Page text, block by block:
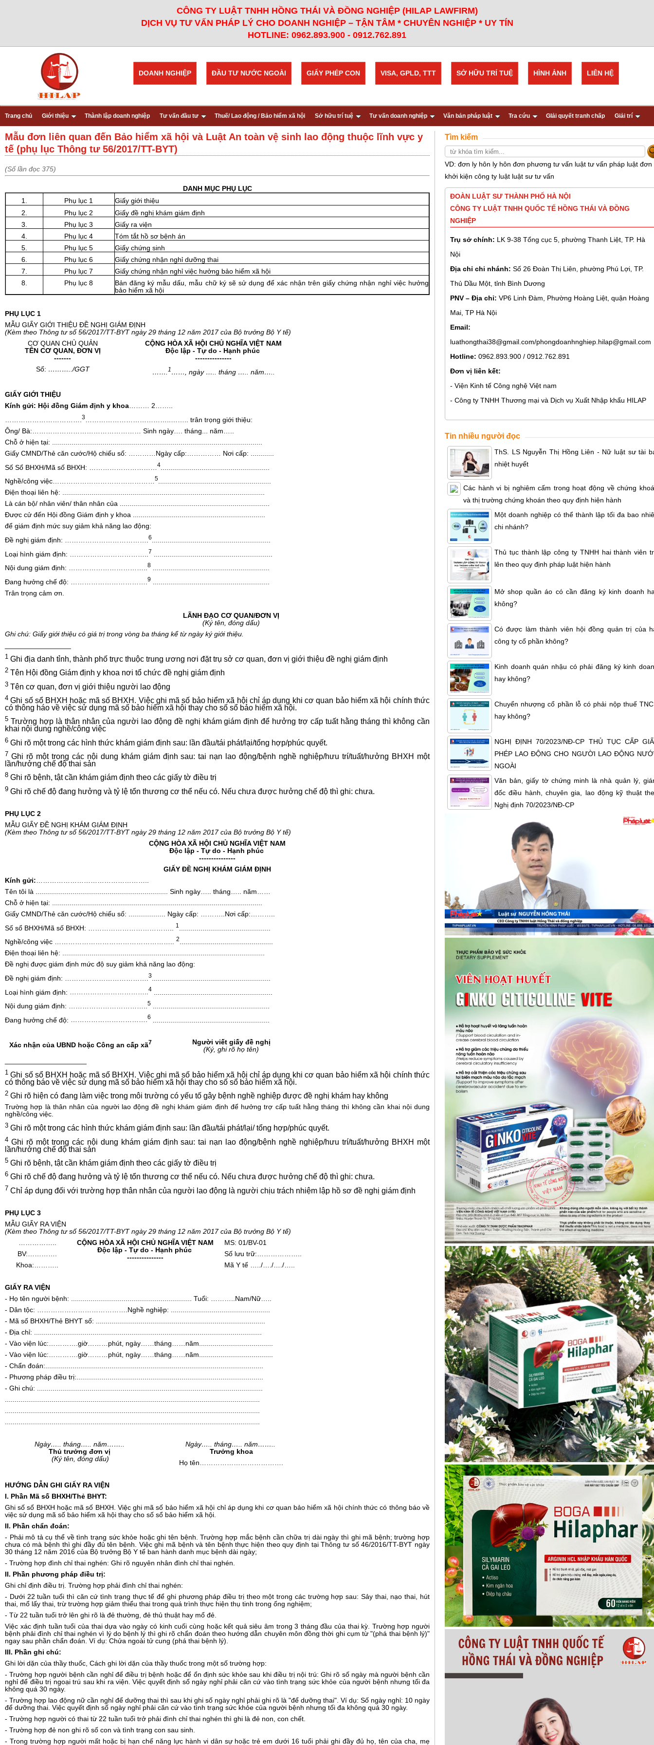
CÔNG TY LUẬT TNHH HỒNG THÁI VÀ ĐỒNG NGHIỆP (HILAP LAWFIRM)
DỊCH VỤ TƯ VẤN PHÁP LÝ CHO DOANH NGHIỆP – TẬN TÂM * CHUYÊN NGHIỆP * UY TÍN
HOTLINE: 0962.893.900 - 0912.762.891
LIÊN HỆ
HÌNH ẢNH
SỞ HỮU TRÍ TUỆ
VISA, GPLD, TTT
GIẤY PHÉP CON
ĐẦU TƯ NƯỚC NGOÀI
DOANH NGHIỆP
Trang chủ Giới thiệu Thành lập doanh nghiệp Tư vấn đầu tư Thuế/ Lao động / Bảo hiểm xã hội Sở hữu trí tuệ Tư vấn doanh nghiệp Văn bản pháp luật Tra cứu GIải quyết tranh chấp Giải trí
Mẫu đơn liên quan đến Bảo hiểm xã hội và Luật An toàn vệ sinh lao động thuộc lĩnh vực y
tế (phụ lục Thông tư 56/2017/TT-BYT)
(Số lần đọc 375)
DANH MỤC PHỤ LỤC
1.
Phụ lục 1
Giấy giới thiệu
2.
Phụ lục 2
Giấy đề nghị khám giám định
3.
Phụ lục 3
Giấy ra viện
4.
Phụ lục 4
Tóm tắt hồ sơ bệnh án
5.
Phụ lục 5
Giấy chứng sinh
6.
Phụ lục 6 Giấy chứng nhận nghỉ dưỡng thai
7.
Phụ lục 7
Giấy chứng nhận nghỉ việc hưởng bảo hiểm xã hội
8.
Phụ lục 8 Bản đăng ký mẫu dấu, mẫu chữ ký sẽ sử dụng để xác nhận trên giấy chứng nhận nghỉ việc hưởng
bảo hiểm xã hội
PHỤ LỤC 1
MẪU GIẤY GIỚI THIỆU ĐỀ NGHỊ GIÁM ĐỊNH
(Kèm theo Thông tư số 56/2017/TT-BYT ngày29 tháng 12 năm 2017 của Bộ trưởng Bộ Y tế)
CƠ QUAN CHỦ QUẢN
TÊN CƠ QUAN, ĐƠN VỊ
-------
CỘNG HÒA XÃ HỘI CHỦ NGHĨA VIỆT NAM
Độc lập - Tự do - Hạnh phúc
---------------
Số: ………../GGT ……. 1 …… , ngày ….. tháng ….. năm…..
GIẤY GIỚI THIỆU
Kính gửi: Hội đồng Giám định y khoa
2
3 trân trọng giới thiệu:
Ông/ Bà:
Sinh ngày tháng ... năm
Chỗ ở hiện tại:
Giấy CMND/Thẻ căn cước/Hộ chiếu số: Ngày cấp: Nơi cấp:
Số Sổ BHXH/Mã số BHXH: 4
Nghề/công việc 5
Điện thoại liên hệ:
Là cán bộ/ nhân viên/ thân nhân của
Được cử đến Hội đồng Giám định y khoa
để giám định mức suy giảm khả năng lao động:
Đề nghị giám định:
6
Loại hình giám định:
7
Nội dung giám định: 8
Đang hưởng chế độ: 9
Trân trọng cảm ơn.
LÃNH ĐẠO CƠ QUAN/ĐƠN VỊ
(Ký tên, đóng dấu)
Ghi chú: Giấy giới thiệu có giá trị trong vòng ba tháng kểtừ ngày kýgiới thiệu.
1 Ghi địa danh tỉnh, thành phố trực thuộc trung ương nơi đặt trụ sở cơ quan, đơn vị giới thiệu đề nghị giám định
2 Tên Hội đồng Giám định y khoa nơi tổ chức đề nghị giám định
3 Tên cơ quan, đơn vị giới thiệu người lao động
4 Ghi số sổ BHXH hoặc mã số BHXH. Việc ghi mã số bảo hiểm xã hội chỉáp dụng khi cơ quan bảo hiểm xã hội chính thức
có thông háo về việc sử dụng mã số bảo hiểm xã hội thay cho số sổ bảo hiểm xã hội.
5 Trường hợp là thân nhân của người ao động đề nghị khám giám địnhđể hưởng trợ cấp tuất hằng tháng thì không cần
khai nội dung nghề/công việc
6 Ghi rõ một trong các hình thức khám giám định sau: lần đầu/tái phát/lại/tổng hợp/phúc quyết.
7 Ghi rõmột trong các nội dung khám giám định sau: tai nạn lao động/bệnh nghề nghiệp/hưu trí/tuất/hưởng BHXH một
lần/hưởng chế độ thai sản
8 Ghi rõ bệnh, tật cần khám giám định theo các giấy tờ điều trị
9 Ghi rõ chế độ đang hưởng và tỷ l ệ tổn thương cơ thể nếu có. Nếu chưa được hưởng chế độ thì ghi: chưa.
PHỤ LỤC 2
MẪU GIẤY ĐỀ NGHỊ KHÁM GIÁM ĐỊNH
(Kèm theo Thông tưsố56/2017/TT-BYT ngày29 tháng 12 năm 2017 của Bộ trưởng Bộ Y tế)
CỘNG HÒA XÃ HỘI CHỦ NGHĨA VIỆT NAM
Độc lập - Tự do - Hạnh phúc
---------------
GIẤY ĐỀ NGHỊ KHÁM GIÁM ĐỊNH
Kính gửi:
Tên tôi là
Sinh ngày tháng năm
Chỗ ở hiện tại:
Giấy CMND/Thẻ căn cước/Hộ chiếu số: Ngày cấp: Nơi cấp:
Số sổ BHXH/Mã số BHXH:
1
Nghề/công việc
2
Điện thoại liên hệ:
Đề nghị được giám định mức độ suy giảm khả năng lao động:
Đề nghị giám định:
3
Loại hình giám định:
4
Nội dung giám định: 5
Đang hưởng chế độ: …………………………….6
Xác nhận của UBND hoặc Công an cấp xã7
Người viết giấy đề nghị
(Ký, ghi rõ họ tên)
1 Ghi sốsổBHXH hoặc mã số BHXH. Việc ghi mã số bảo hiểm xã hội chỉáp dụng khi cơ quan bảo hiểm xã hội chính thức
có thông báo về việc sử dụng mã số bảo hiểm xã hội thay cho số sổ bảo hiểm xã hội.
2 Ghi rõ hiện có đang làm việc trong môi trường có yếu tố gây bệnh nghề nghiệp được đề nghị khám hay không
Trường hợp là thân nhân của người lao độngđề nghị khám giám định đểhưởng trợ cấp tuất hằng tháng thì không cần khai nội dung
nghề/công việc.
3 Ghi rõ mộttrong các hình thức khám giám định sau: l ần đầu/tái phát/ lại/ tổng hợp/phúc quyết.
4 Ghi rõ một trong các nội dung khám giám định sau: tai nạn lao động/bệnh nghề nghiệp/hưu trí/tuất/hưởng BHXH một
ần/hưởng chế độ thai sản
5 Ghi rõ bệnh, tật cần khám giám định theo các giấy tờ điều trị
6 Ghi rõ chế độ đang hưởng và tỷ lệ tổn thương cơ thể nếu có. Nếu chưa được hưởng chế độ thì ghi: chưa.
7 Chỉ áp dụng đối với trường hợp thân nhân của người lao động là người chịu trách nhiệm lập hồ sơ đề nghị giám định
PHỤ LỤC 3
MẪU GIẤY RA VIỆN
(Kèm theo Thông tư số56/2017/TT-BYT ngày29 tháng 12 năm 2017 của Bộ trưởng Bộ Y tế)
BV:………….
Khoa:………..
CỘNG HÒA XÃ HỘI CHỦ NGHĨA VIỆT NAM
Độc lập - Tự do - Hạnh phúc
---------------
MS: 01/BV-01
Số lưu trữ:………………..
Mã Y tế …../…./…./…..
GIẤY RA VIỆN
- Họ tên người bệnh:
Tuổi: Nam/Nữ
- Dân tộc:
Nghề nghiệp:
- Mã số BHXH/Thẻ BHYT số:
- Địa chỉ:
- Vào viện lúc:………….giờ………phút, ngày……tháng……năm......................................
- Vào viện lúc:………….giờ………phút, ngày……tháng……năm......................................
- Chẩn đoán:
- Phương pháp điều trị:
- Ghi chú:
Ngày….. tháng….. năm……..
Thủ trưởng đơn vị
(Kýtên, đóng dấu)
Ngày….. tháng….. năm……..
Trưởng khoa
Họ tên……………………………….
HƯỚNG DẪN GHI GIẤY RA VIỆN
I. Phần Mã số BHXH/Thẻ BHYT:
Ghi số sổ BHXH hoặc mã số BHXH. Việc ghi mã số bảo hiểm xã hội chỉ áp dụng khi cơ quan bảo hiểm xã hội chính thức có thông báo về
việc sử dụng mã số bảo hiểm xã hội thay cho số sổ bảo hiểm xã hội.
II. Phần chẩn đoán:
- Phải mô tả cụ thể về tình trạng sức khỏe hoặc ghi tên bệnh. Trường hợp mắc bệnh cần chữa trị dài ngày thì ghi mã bệnh; trường hợp
chưa có mà bệnh thì ghi đầy đủ tên bệnh. Việc ghi mã bệnh và tên bệnh thực hiện theo quy định tại Thông tư số 46/2016/TT-BYT ngày
30 tháng 12 năm 2016 của Bộ trưởng Bộ Y tế ban hành danh mục bệnh dài ngày;
- Trường hợp đình chỉ thai nghén: Ghi rõ nguyên nhân đình chỉ thai nghén.
II. Phần phương pháp điều trị:
Ghi chỉ định điều trị. Trường hợp phải đình chỉ thai nghén:
- Dưới 22 tuần tuổi thì căn cứ tình trạng thực tế để ghi phương pháp điều trị theo một trong các trường hợp sau: Sảy thai, nạo thai, hút
thai, mổ lấy thai, trừ trường hợp giảm thiểu thai trong quá trình thực hiện thụ tinh trong ống nghiệm;
- Từ 22 tuần tuổi trở lên ghi rõ là đẻ thường, đẻ thủ thuật hay mổ đẻ.
Việc xác định tuần tuổi của thai dựa vào ngày có kinh cuối cùng hoặc kết quả siêu âm trong 3 tháng đầu của thai kỳ. Trường hợp người
bệnh phải đình chỉ thai nghén vì lý do bệnh lý thì ghi rõ chẩn đoán theo hướng dẫn chuyên môn đồng thời ghi cụm từ "(phá thai bệnh lý)"
ngay sau phần chẩn đoán. Ví dụ: Chửa ngoài tử cung (phá thai bệnh lý).
III. Phần ghi chú:
Ghi lời dặn của thầy thuốc, Cách ghi lời dặn của thầy thuốc trong một số trường hợp:
- Trường hợp người bệnh cần nghỉ để điều trị bệnh hoặc để ổn định sức khỏe sau khi điều trị nội trú: Ghi rõ số ngày mà người bệnh cần
nghỉ để điều trị ngoại trú sau khi ra viện. Việc quyết định số ngày nghỉ phải căn cứ vào tình trạng sức khỏe của người bệnh nhưng tối đa
không quá 30 ngày.
- Trường hợp lao động nữ cần nghỉ để dưỡng thai thì sau khi ghi số ngày nghỉ phải ghi rõ là "để dưỡng thai". Ví dụ: Số ngày nghỉ: 10 ngày
để dưỡng thai. Việc quyết định số ngày nghỉ phải căn cứ vào tình trạng sức khỏe của người bệnh nhưng tối đa không quá 30 ngày.
- Trường hợp người có thai từ 22 tuần tuổi trở phải đình chỉ thai nghén thì ghi là đẻ non, con chết.
- Trường hợp đẻ non ghi rõ số con và tình trạng con sau sinh.
- Trong trường hợp người mất hoặc bị hạn chế năng lực hành vi dân sự hoặc trẻ em dưới 16 tuổi phải ghi đầy đủ họ, tên của cha, mẹ
Tìm kiếm
VD: đơn ly hôn ly hôn đơn phương tư vấn luật tư vấn pháp luật đơn
khởi kiện công ty luật luật sư tư vấn
ĐOÀN LUẬT SƯ THÀNH PHỐ HÀ NỘI
CÔNG TY LUẬT TNHH QUỐC TẾ HỒNG THÁI VÀ ĐỒNG
NGHIỆP
Trụ sở chính: LK 9-38 Tổng cục 5, phường Thanh Liệt, TP. Hà
Nội
Địa chỉ chi nhánh: Số 26 Đoàn Thị Liên, phường Phú Lợi, TP.
Thủ Dầu Một, tỉnh Bình Dương
PNV – Địa chỉ: VP6 Linh Đàm, Phường Hoàng Liệt, quận Hoàng
Mai, TP Hà Nội
Email:
luathongthai38@gmail.com/phongdoanhnghiep.hilap@gmail.com
Hotline: 0962.893.900 / 0912.762.891
Đơn vị liên kết:
- Viện Kinh tế Công nghệ Việt nam
- Công ty TNHH Thương mại và Dịch vụ Xuất Nhập khẩu HILAP
Tin nhiều người đọc
ThS. LS Nguyễn Thị Hồng Liên - Nữ luật sư tài
nhiệt huyết
Các hành vi bị nghiêm cấm trong hoạt động về chứng
và thị trường chứng khoán theo quy định hiện hành
Một doanh nghiệp có thể thành lập tối đa bao
chi nhánh?
Thủ tục thành lập công ty TNHH hai thành viên
lên theo quy định pháp luật hiện hành
Mở shop quần áo có cần đăng ký kinh doanh
không?
Có được làm thành viên hội đồng quản trị của
công ty cổ phần không?
Kinh doanh quán nhậu có phải đăng ký kinh
hay không?
Chuyển nhượng cổ phần lỗ có phải nộp thuế
hay không?
NGHỊ ĐỊNH 70/2023/NĐ-CP THỦ TỤC CẤP
PHÉP LAO ĐỘNG CHO NGƯỜI LAO ĐỘNG
NGOÀI
Văn bản, giấy tờ chứng minh là nhà quản lý,
đốc điều hành, chuyên gia, lao động kỹ thuật
Nghị định 70/2023/NĐ-CP